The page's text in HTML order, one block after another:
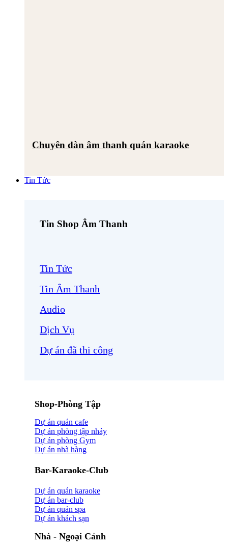
Chuyên dàn âm thanh quán karaoke
Tin Tức
Tin Shop Âm Thanh
Tin Tức
Tin Âm Thanh
Audio
Dịch Vụ
Dự án đã thi công
Shop-Phòng Tập
Dự án quán cafe
Dự án phòng tập nhảy
Dự án phòng Gym
Dự án nhà hàng
Bar-Karaoke-Club
Dự án quán karaoke
Dự án bar-club
Dự án quán spa
Dự án khách sạn
Nhà - Ngoại Cảnh